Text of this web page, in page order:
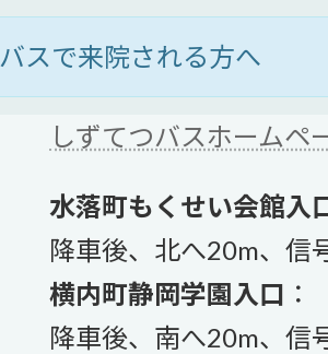
バスで来院される方へ
しずてつバスホームペ
水落町もくせい会館入
降車後、北へ20m、信
横内町静岡学園入口 ：
降車後、南へ20m、信